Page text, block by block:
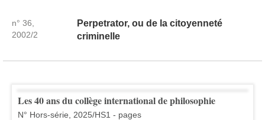
n° 36,
2002/2
Perpetrator, ou de la citoyenneté
criminelle
Les 40 ans du collège international de philosophie
N° Hors-série, 2025/HS1 - pages